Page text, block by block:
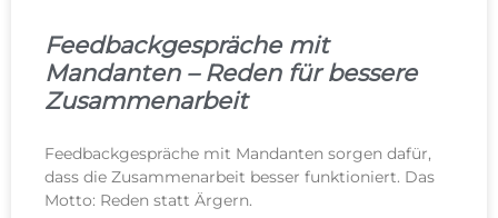
Feedbackgespräche mit
Mandanten – Reden für bessere
Zusammenarbeit
Feedbackgespräche mit Mandanten sorgen dafür,
dass die Zusammenarbeit besser funktioniert. Das
Motto: Reden statt Ärgern.